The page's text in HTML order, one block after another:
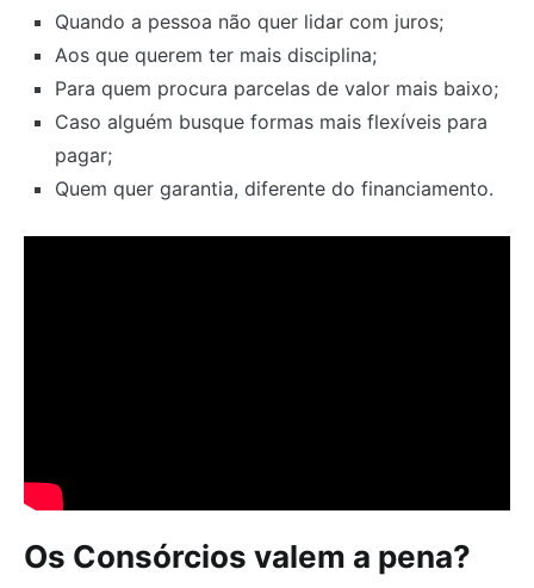
Quando a pessoa não quer lidar com juros;
Aos que querem ter mais disciplina;
Para quem procura parcelas de valor mais baixo;
Caso alguém busque formas mais flexíveis para
pagar;
Quem quer garantia, diferente do financiamento.
Os Consórcios valem a pena?